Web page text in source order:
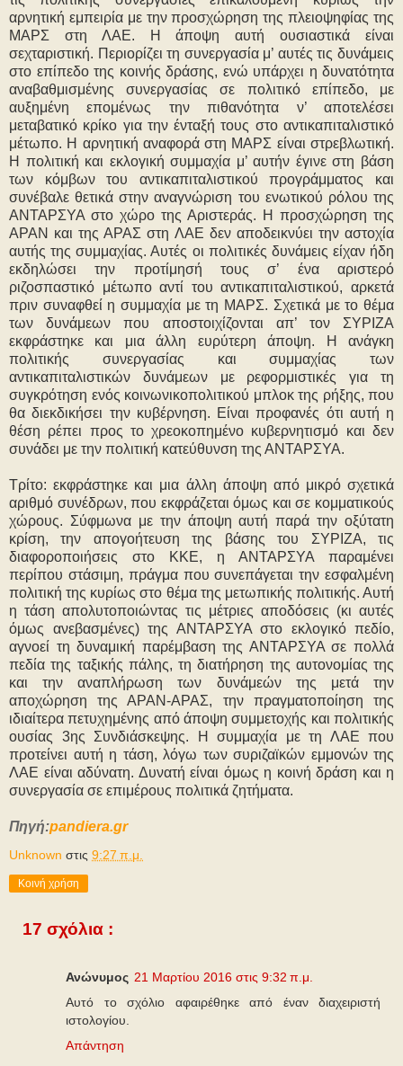
αρνητική εμπειρία με την προσχώρηση της πλειοψηφίας της
ΜΑΡΣ στη ΛΑΕ. Η άποψη αυτή ουσιαστικά είναι
σεχταριστική. Περιορίζει τη συνεργασία μ’ αυτές τις δυνάμεις
στο επίπεδο της κοινής δράσης, ενώ υπάρχει η δυνατότητα
αναβαθμισμένης συνεργασίας σε πολιτικό επίπεδο, με
αυξημένη επομένως την πιθανότητα ν’ αποτελέσει
μεταβατικό κρίκο για την ένταξή τους στο αντικαπιταλιστικό
μέτωπο. Η αρνητική αναφορά στη ΜΑΡΣ είναι στρεβλωτική.
Η πολιτική και εκλογική συμμαχία μ’ αυτήν έγινε στη βάση
των κόμβων του αντικαπιταλιστικού προγράμματος και
συνέβαλε θετικά στην αναγνώριση του ενωτικού ρόλου της
ΑΝΤΑΡΣΥΑ στο χώρο της Αριστεράς. Η προσχώρηση της
ΑΡΑΝ και της ΑΡΑΣ στη ΛΑΕ δεν αποδεικνύει την αστοχία
αυτής της συμμαχίας. Αυτές οι πολιτικές δυνάμεις είχαν ήδη
εκδηλώσει την προτίμησή τους σ’ ένα αριστερό
ριζοσπαστικό μέτωπο αντί του αντικαπιταλιστικού, αρκετά
πριν συναφθεί η συμμαχία με τη ΜΑΡΣ. Σχετικά με το θέμα
των δυνάμεων που αποστοιχίζονται απ’ τον ΣΥΡΙΖΑ
εκφράστηκε και μια άλλη ευρύτερη άποψη. Η ανάγκη
πολιτικής συνεργασίας και συμμαχίας των
αντικαπιταλιστικών δυνάμεων με ρεφορμιστικές για τη
συγκρότηση ενός κοινωνικοπολιτικού μπλοκ της ρήξης, που
θα διεκδικήσει την κυβέρνηση. Είναι προφανές ότι αυτή η
θέση ρέπει προς το χρεοκοπημένο κυβερνητισμό και δεν
συνάδει με την πολιτική κατεύθυνση της ΑΝΤΑΡΣΥΑ.
Τρίτο: εκφράστηκε και μια άλλη άποψη από μικρό σχετικά
αριθμό συνέδρων, που εκφράζεται όμως και σε κομματικούς
χώρους. Σύφμωνα με την άποψη αυτή παρά την οξύτατη
κρίση, την απογοήτευση της βάσης του ΣΥΡΙΖΑ, τις
διαφοροποιήσεις στο ΚΚΕ, η ΑΝΤΑΡΣΥΑ παραμένει
περίπου στάσιμη, πράγμα που συνεπάγεται την εσφαλμένη
πολιτική της κυρίως στο θέμα της μετωπικής πολιτικής. Αυτή
η τάση απολυτοποιώντας τις μέτριες αποδόσεις (κι αυτές
όμως ανεβασμένες) της ΑΝΤΑΡΣΥΑ στο εκλογικό πεδίο,
αγνοεί τη δυναμική παρέμβαση της ΑΝΤΑΡΣΥΑ σε πολλά
πεδία της ταξικής πάλης, τη διατήρηση της αυτονομίας της
και την αναπλήρωση των δυνάμεών της μετά την
αποχώρηση της ΑΡΑΝ-ΑΡΑΣ, την πραγματοποίηση της
ιδιαίτερα πετυχημένης από άποψη συμμετοχής και πολιτικής
ουσίας 3ης Συνδιάσκεψης. Η συμμαχία με τη ΛΑΕ που
προτείνει αυτή η τάση, λόγω των συριζαϊκών εμμονών της
ΛΑΕ είναι αδύνατη. Δυνατή είναι όμως η κοινή δράση και η
συνεργασία σε επιμέρους πολιτικά ζητήματα.
Πηγή:pandiera.gr
Unknown στις 9:27 π.μ.
Κοινή χρήση
17 σχόλια :
Ανώνυμος 21 Μαρτίου 2016 στις 9:32 π.μ.
Αυτό το σχόλιο αφαιρέθηκε από έναν διαχειριστή
ιστολογίου.
Απάντηση